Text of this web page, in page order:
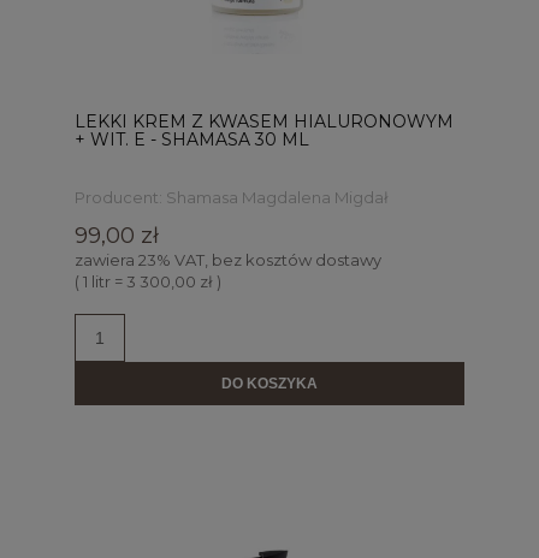
LEKKI KREM Z KWASEM HIALURONOWYM
+ WIT. E - SHAMASA 30 ML
Producent: Shamasa Magdalena Migdał
99,00 zł
zawiera 23% VAT, bez kosztów dostawy
( 1 litr = 3 300,00 zł )
DO KOSZYKA